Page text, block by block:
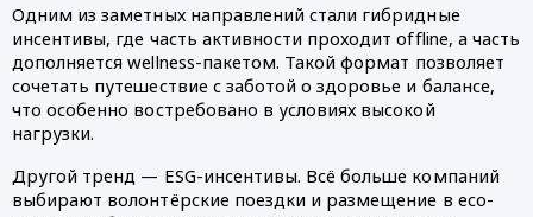
Одним из заметных направлений стали гибридные
инсентивы, где часть активности проходит offline, а часть
дополняется wellness-пакетом. Такой формат позволяет
сочетать путешествие с заботой о здоровье и балансе,
что особенно востребовано в условиях высокой
нагрузки.
Другой тренд — ESG-инсентивы. Всё больше компаний
выбирают волонтёрские поездки и размещение в eco-